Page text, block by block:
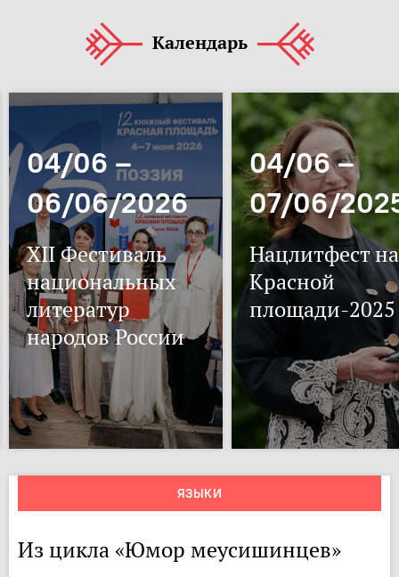
Календарь
04/06 –
06/06/2026
XII Фестиваль
национальных
литератур
народов России
04/06 –
07/06/
Нацлитфест на
Красной
площади-2025
ЯЗЫКИ
Из цикла «Юмор меусишинцев»